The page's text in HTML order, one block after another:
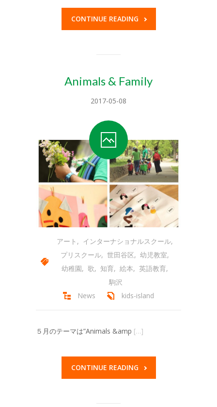
ブログ
プレゼント
CONTINUE READING
Animals & Family
2017-05-08
アート , インターナショナルスクール,
プリスクール, 世田谷区, 幼児教室,
幼稚園, 歌, 知育, 絵本, 英語教育,
駒沢
News
kids-island
５月のテーマは”Animals &amp […]
CONTINUE READING